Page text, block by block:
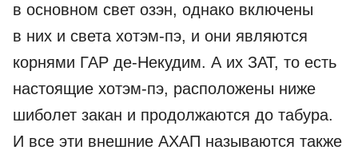
в основном свет озэн, однако включены
в них и света хотэм-пэ, и они являются
корнями ГАР ­де-­Некудим. А их ЗАТ, то есть
настоящие хотэм-пэ, расположены ниже
шиболет закан и продолжаются до табура.
И все эти внешние АХАП называются также